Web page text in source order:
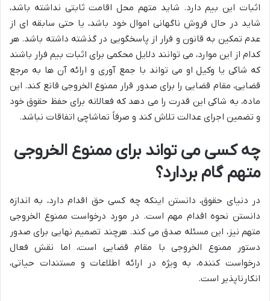
اثبات این بیم دارد. شاید متهم محل اقامت ثابتی نداشته باشد،
شاید در حال فروش ناگهانی اموال خود باشد، یا حتی سابقه ای از
عدم تمکین به قانون و فرار از پاسخگویی در گذشته داشته باشد. هر
کدام از این موارد، می توانند دلایل محکمی برای اثبات بیم فرار باشند
که شاکی یا وکیل او می تواند با جمع آوری و ارائه آن ها به مرجع
قضایی، مقام قضایی را برای صدور قرار ممنوع الخروجی قانع کند. این
ماده، به شاکی این قدرت را می دهد که فعالانه برای حفظ حقوق خود
و تضمین اجرای عدالت تلاش کند و صرفاً تماشاچی اتفاقات نباشد.
چه کسی می تواند برای ممنوع الخروجی
متهم گام بردارد؟
در دنیای حقوق، دانستن اینکه چه کسی حق اقدام دارد، به اندازه
دانستن نحوه اقدام مهم است. در مورد درخواست ممنوع الخروجی
متهم نیز، این مسئله صدق می کند. هرچند تصمیم نهایی برای صدور
دستور ممنوع الخروجی با مقام قضایی است، اما نقش فعال
درخواست کننده، به ویژه در ارائه اطلاعات و مستندات حیاتی،
انکارناپذیر است.